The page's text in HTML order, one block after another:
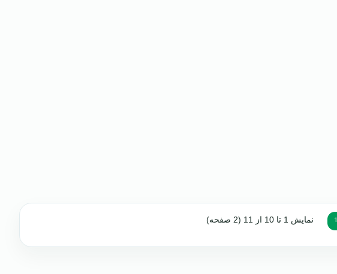
1 نمایش 1 تا 10 از 11 (2 صفحه)